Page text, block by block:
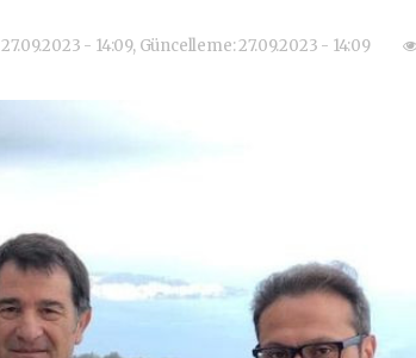
27.09.2023 - 14:09, Güncelleme: 27.09.2023 - 14:09